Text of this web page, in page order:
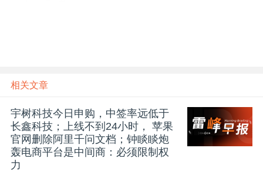
机
相关文章
宇树科技今日申购，中签率远低于
长鑫科技；上线不到24小时， 苹果
官网删除阿里千问文档；钟睒睒炮
轰电商平台是中间商：必须限制权
力